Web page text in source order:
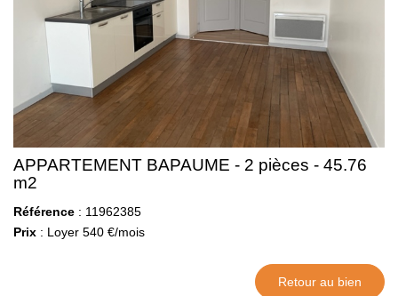
APPARTEMENT BAPAUME - 2 pièces - 45.76
m2
Référence : 11962385
Prix : Loyer 540 €/mois
Retour au bien